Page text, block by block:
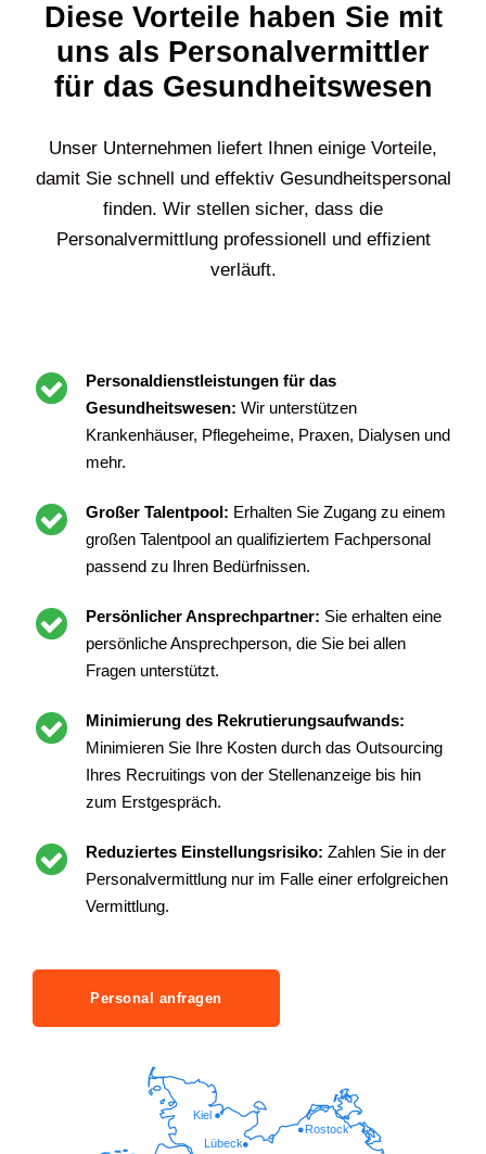
Diese Vorteile haben Sie mit
uns als Personalvermittler
für das Gesundheitswesen
Unser Unternehmen liefert Ihnen einige Vorteile,
damit Sie schnell und effektiv Gesundheitspersonal
finden. Wir stellen sicher, dass die
Personalvermittlung professionell und effizient
verläuft.
Personaldienstleistungen für das
Gesundheitswesen: Wir unterstützen
Krankenhäuser, Pflegeheime, Praxen, Dialysen und
mehr.
Großer Talentpool: Erhalten Sie Zugang zu einem
großen Talentpool an qualifiziertem Fachpersonal
passend zu Ihren Bedürfnissen.
Persönlicher Ansprechpartner: Sie erhalten eine
persönliche Ansprechperson, die Sie bei allen
Fragen unterstützt.
Minimierung des Rekrutierungsaufwands:
Minimieren Sie Ihre Kosten durch das Outsourcing
Ihres Recruitings von der Stellenanzeige bis hin
zum Erstgespräch.
Reduziertes Einstellungsrisiko: Zahlen Sie in der
Personalvermittlung nur im Falle einer erfolgreichen
Vermittlung.
Personal anfragen
Lübeck
Rostock
Kiel